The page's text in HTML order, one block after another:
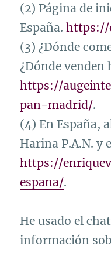
(2) Página de
España.https://
(3) ¿Dónde
¿Dónde venden
https://
pan-madrid/.
(4) En España,
Harina P.A.N. y
https://
espana/.
He usado el
información